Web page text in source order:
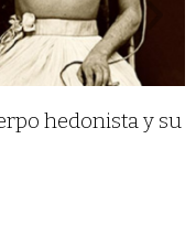
hedonista y su